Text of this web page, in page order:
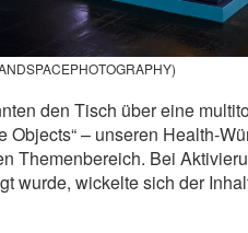
den Tisch über eine
Objects“ – unseren Health-
Themenbereich. Bei
wurde, wickelte sich der